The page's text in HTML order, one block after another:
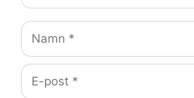
Namn
E-
post